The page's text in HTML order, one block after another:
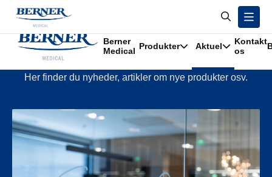
Berner
Medical Produkter Aktuel
Kontakt
os
/Aktuel
Aktuel
Her finder du nyheder, artikler om nye produkter osv.